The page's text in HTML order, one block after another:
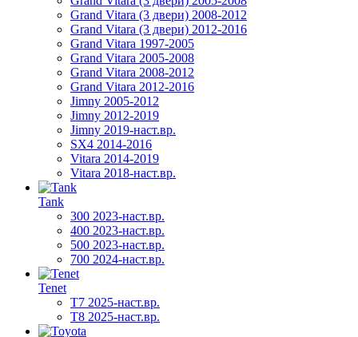
Grand Vitara (3 двери) 2008-2012
Grand Vitara (3 двери) 2012-2016
Grand Vitara 1997-2005
Grand Vitara 2005-2008
Grand Vitara 2008-2012
Grand Vitara 2012-2016
Jimny 2005-2012
Jimny 2012-2019
Jimny 2019-наст.вр.
SX4 2014-2016
Vitara 2014-2019
Vitara 2018-наст.вр.
Tank
300 2023-наст.вр.
400 2023-наст.вр.
500 2023-наст.вр.
700 2024-наст.вр.
Tenet
T7 2025-наст.вр.
T8 2025-наст.вр.